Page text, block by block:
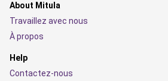
About Mitula
Travaillez avec nous
À propos
Help
Contactez-nous